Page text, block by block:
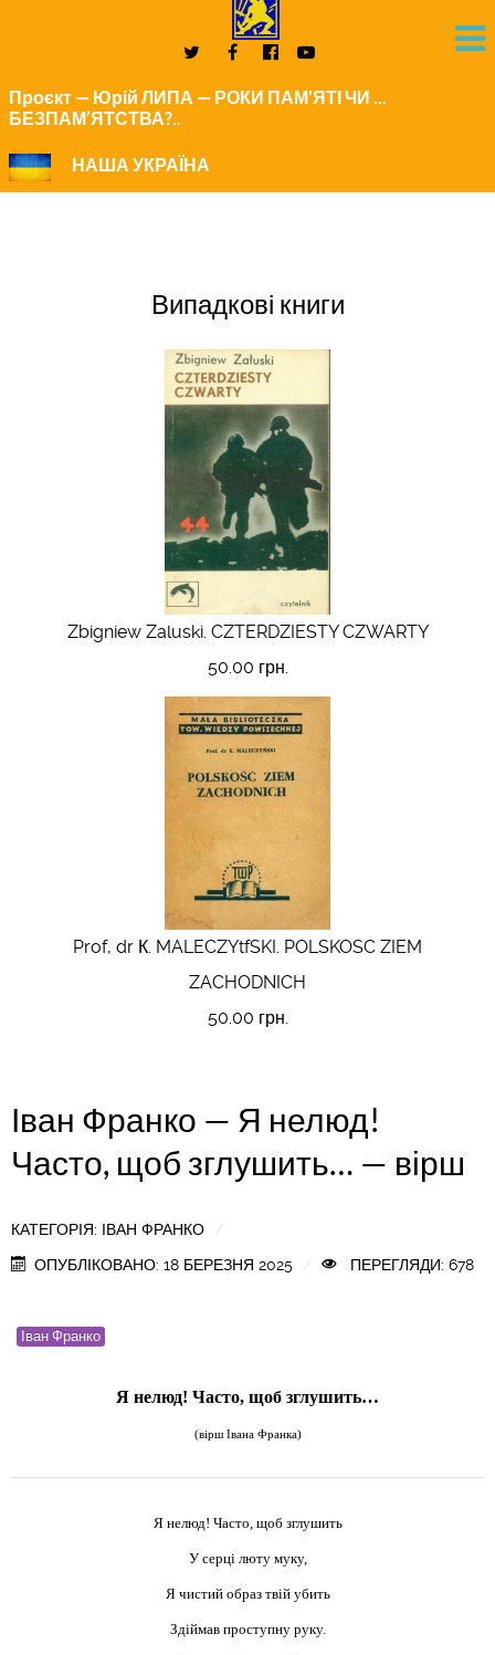
Проєкт — Юрій ЛИПА — РОКИ ПАМ'ЯТІ ЧИ ...
БЕЗПАМ’ЯТСТВА?..
НАША УКРАЇНА
Випадкові книги
Zbigniew Zaluski. CZTERDZIESTY CZWARTY
50.00 грн.
Prof, dr К. MALECZYtfSKI. POLSKOSC ZIEM
ZACHODNICH
50.00 грн.
Іван Франко — Я нелюд!
Часто, щоб зглушить… — вірш
КАТЕГОРІЯ: ІВАН ФРАНКО
ОПУБЛІКОВАНО: 18 БЕРЕЗНЯ 2025
ПЕРЕГЛЯДИ: 678
Іван Франко
Я нелюд! Часто, щоб зглушить…
(вірш Івана Франка)
Я нелюд! Часто, щоб зглушить
У серці люту муку,
Я чистий образ твій убить
Здіймав проступну руку.